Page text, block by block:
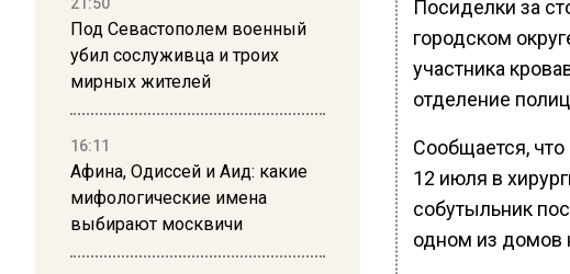
Под Севастополем военный
убил сослуживца и троих
мирных жителей
16:11
Афина, Одиссей и Аид: какие
мифологические имена
выбирают москвичи
Посиделки за
городском
участника
отделение
Сообщается, что
12 июля в
собутыльник
одном из домов